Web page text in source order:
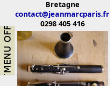
Bretagne
contact@jeanmarcparis.fr
0298 405 416